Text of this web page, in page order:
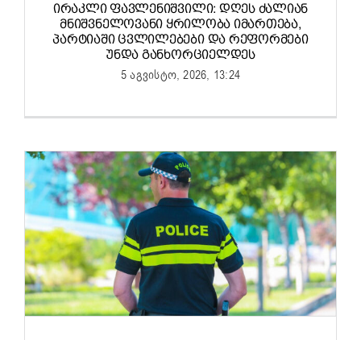
ᲘᲠᲐᲙᲚᲘ ᲤᲐᲕᲚᲔᲜᲘᲨᲕᲘᲚᲘ: ᲓᲦᲔᲡ ᲫᲐᲚᲘᲐᲜ
ᲛᲜᲘᲨᲕᲜᲔᲚᲝᲕᲐᲜᲘ ᲧᲠᲘᲚᲝᲑᲐ ᲘᲛᲐᲠᲗᲔᲑᲐ,
ᲞᲐᲠᲢᲘᲐᲨᲘ ᲪᲕᲚᲘᲚᲔᲑᲔᲑᲘ ᲓᲐ ᲠᲔᲤᲝᲠᲛᲔᲑᲘ
ᲣᲜᲓᲐ ᲒᲐᲜᲮᲝᲠᲪᲘᲔᲚᲓᲔᲡ
5 აგვისტო, 2026, 13:24